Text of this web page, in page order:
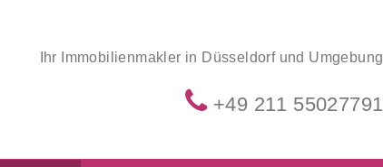
Ihr Immobilienmakler in Düsseldorf und Umgebung
+49 211 55027791